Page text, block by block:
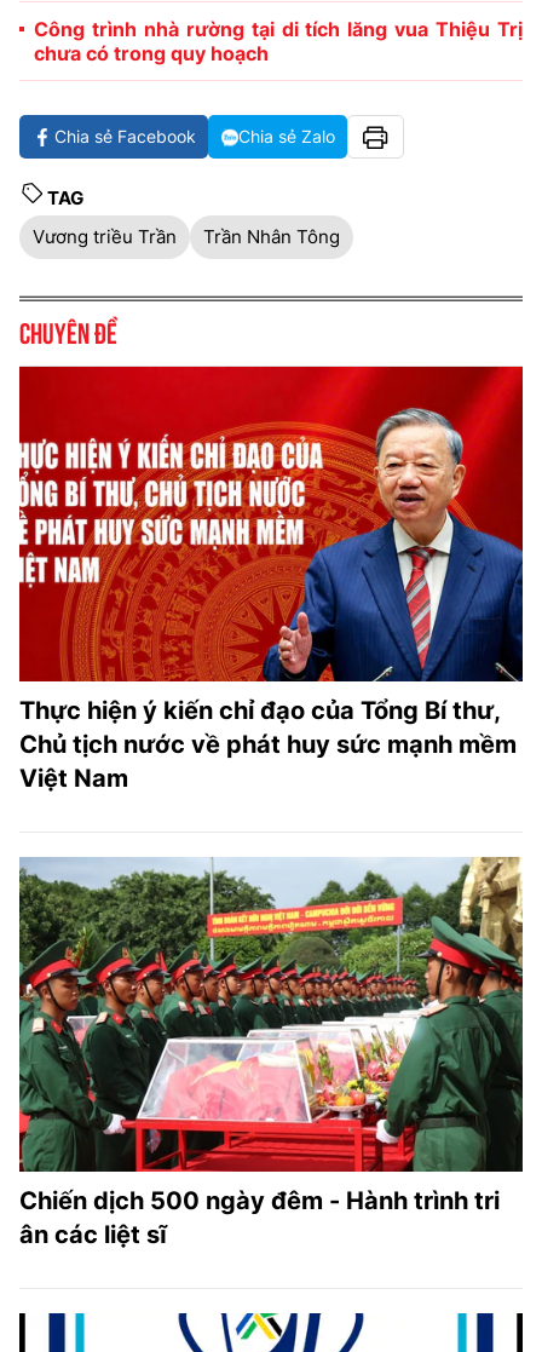
Công trình nhà rường tại di tích lăng vua Thiệu Trị
chưa có trong quy hoạch
Chia sẻ Facebook Chia sẻ Zalo
TAG
Vương triều Trần
Trần Nhân Tông
Chuyên đề
Thực hiện ý kiến chỉ đạo của Tổng Bí thư,
Chủ tịch nước về phát huy sức mạnh mềm
Việt Nam
Chiến dịch 500 ngày đêm - Hành trình tri
ân các liệt sĩ